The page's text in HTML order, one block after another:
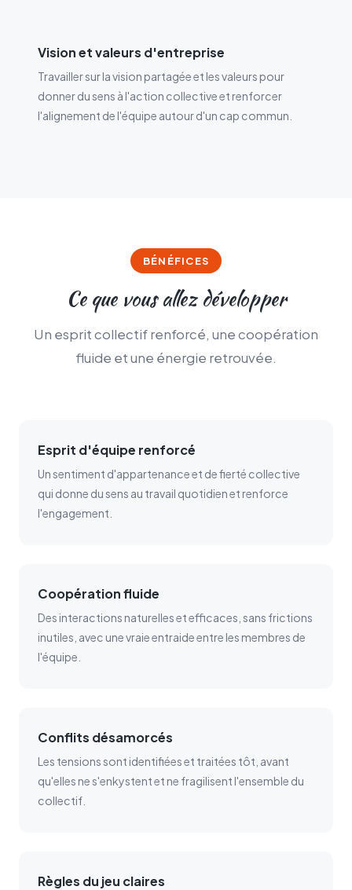
Vision et valeurs d'entreprise
Travailler sur la vision partagée et les valeurs pour
donner du sens à l'action collective et renforcer
l'alignement de l'équipe autour d'un cap commun.
BÉNÉFICES
Ce que vous allez développer
Un esprit collectif renforcé, une coopération
fluide et une énergie retrouvée.
Esprit d'équipe renforcé
Un sentiment d'appartenance et de fierté collective
qui donne du sens au travail quotidien et renforce
l'engagement.
Coopération fluide
Des interactions naturelles et efficaces, sans frictions
inutiles, avec une vraie entraide entre les membres de
l'équipe.
Conflits désamorcés
Les tensions sont identifiées et traitées tôt, avant
qu'elles ne s'enkystent et ne fragilisent l'ensemble du
collectif.
Règles du jeu claires